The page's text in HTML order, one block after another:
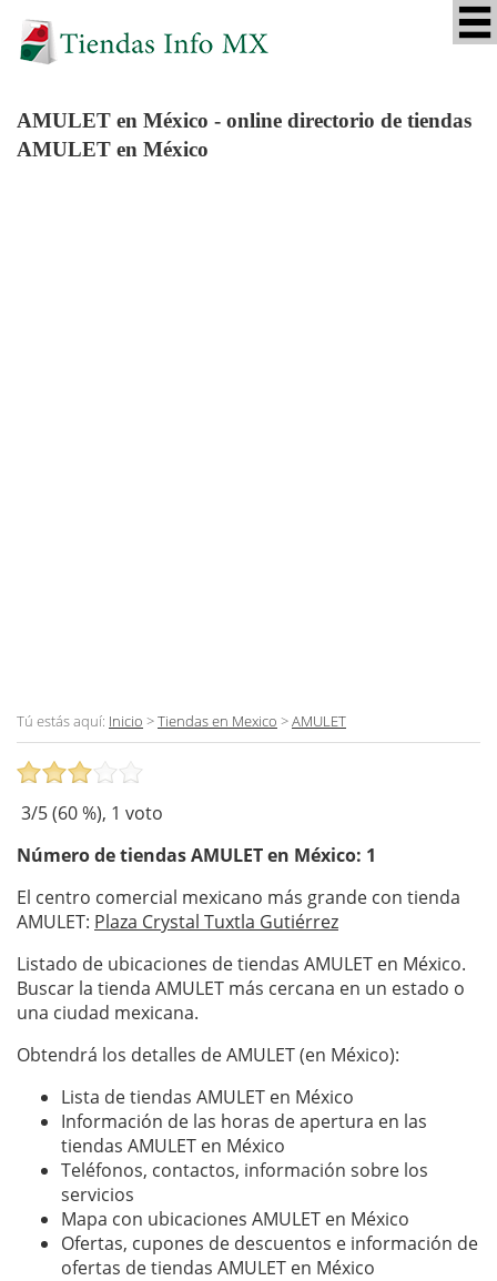
AMULET en México - online directorio de tiendas
AMULET en México
Tú estás aquí: Inicio >Tiendas en Mexico >AMULET
3/5 (60%), 1 voto
Número de tiendasAMULETen México: 1
El centro comercial mexicano más grande con tienda
AMULET: Plaza Crystal Tuxtla Gutiérrez
Listado de ubicaciones de tiendas AMULET en México.
Buscar la tienda AMULET más cercana en un estado o
una ciudad mexicana.
Obtendrá los detalles de AMULET (en México):
Lista de tiendas AMULET en México
Información de las horas de apertura en las
tiendas AMULET en México
Teléfonos, contactos, información sobre los
servicios
Mapa con ubicaciones AMULET en México
Ofertas, cupones de descuentos e información de
ofertas de tiendas AMULET en México